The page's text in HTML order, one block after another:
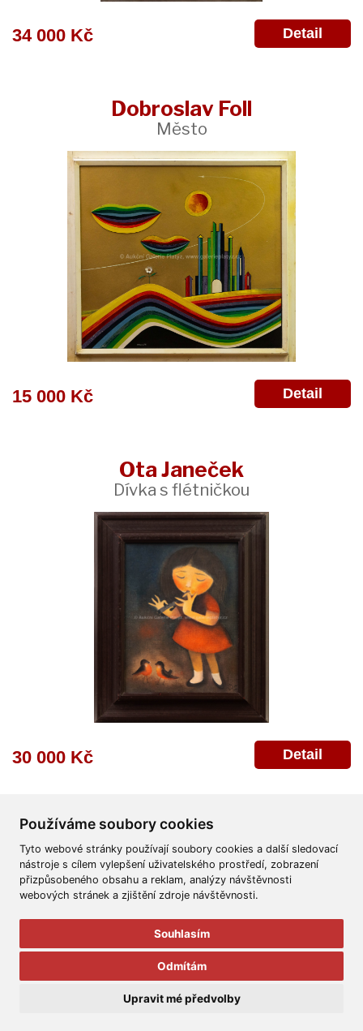
Používáme soubory cookies
Tyto webové stránky používají soubory cookies a další sledovací
nástroje s cílem vylepšení uživatelského prostředí, zobrazení
přizpůsobeného obsahu a reklam, analýzy návštěvnosti
webových stránek a zjištění zdroje návštěvnosti.
Souhlasím
Odmítám
Upravit mé předvolby
34 000 Kč Detail
Dobroslav Foll
Město
15 000 Kč Detail
Ota Janeček
Dívka s flétničkou
30 000 Kč Detail
Všeobecné obchodní podmínky Reklamační řád
Ochrana osobních údajů
Aukční Galerie Platýz
Všechna práva vyhrazena.